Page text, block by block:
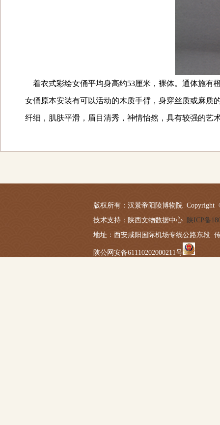
着衣式彩绘女俑平均身高约53厘米，裸体。通体施有
女俑原本安装有可以活动的木质手臂，身穿丝质或麻质
纤细，肌肤平滑，眉目清秀，神情怡然，具有较强的艺
版权所有：汉景帝阳陵博物院 Copyright
技术支持：陕西文物数据中心 陕ICP备
地址：西安咸阳国际机场专线公路东段
陕公网安备61110202000211号